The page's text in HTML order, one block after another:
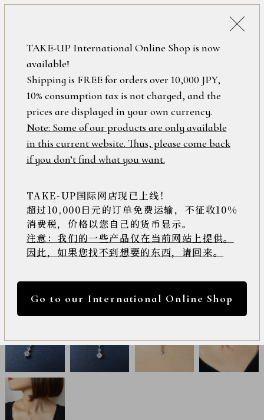
フリーワード
在庫なし含む
アイテム
ロ
グ
イ
ン
/
新
規
会
登
録
>>
Online
Shop
Item
ALL
Necklace
TAKE-UP International Online Shop is now
available!
Shipping is FREE for orders over 10,000 JPY,
10% consumption tax is not charged, and the
prices are displayed in your own currency.
Note: Some of our products are only available
in this current website. Thus, please come back
if you don’t find what you want.
TAKE-UP国际网店现已上线！
超过10,000日元的订单免费运输，不征收10%
消费税，价格以您自己的货币显示。
注意：我们的一些产品仅在当前网站上提供。
因此，如果您找不到想要的东西，请回来。
Go to our International Online Shop